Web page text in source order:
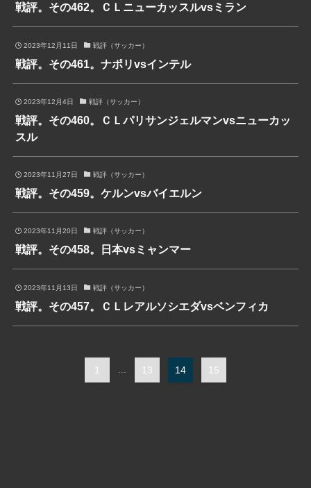
戦評。その462。ＣＬニューカッスルvsミラン
2023年12月11日 戦評（サッカー）
戦評。その461。ナポリvsインテル
2023年12月4日 戦評（サッカー）
戦評。その460。ＣＬパリサンジェルマンvsニューカッ
スル
2023年11月27日 戦評（サッカー）
戦評。その459。ケルンvsバイエルン
2023年11月20日 戦評（サッカー）
戦評。その458。日本vsミャンマー
2023年11月13日 戦評（サッカー）
戦評。その457。ＣＬレアルソシエダvsベンフィカ
1 13 14 15